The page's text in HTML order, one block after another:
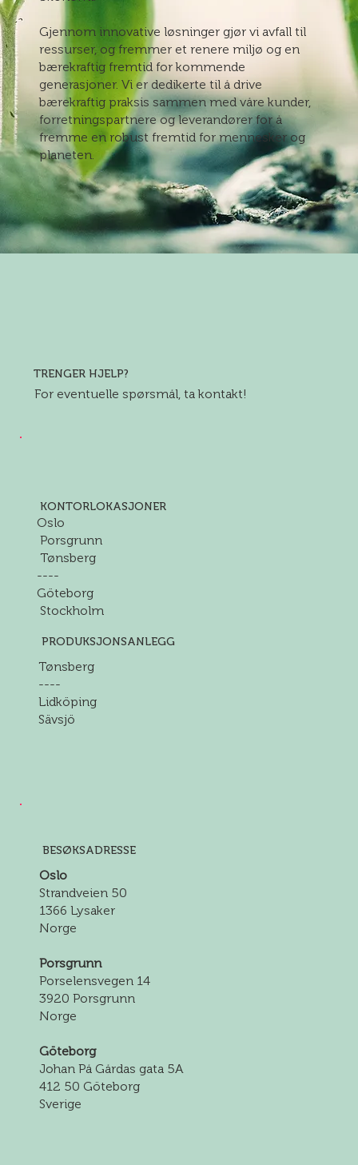
Gjennom innovative løsninger gjør vi avfall til
ressurser, og fremmer et renere miljø og en
bærekraftig fremtid for kommende
generasjoner. Vi er dedikerte til å drive
bærekraftig praksis sammen med våre kunder,
forretningspartnere og leverandører for å
fremme en robust fremtid for mennesker og
planeten.
TRENGER HJELP?
For eventuelle spørsmål, ta kontakt!
KONTORLOKASJONER
Oslo
Porsgrunn
Tønsberg
----
Göteborg
Stockholm
PRODUKSJONSANLEGG
Tønsberg
----
Lidköping
Sävsjö
BESØKSADRESSE
Oslo
Strandveien 50
1366 Lysaker
Norge
Porsgrunn
Porselensvegen 14
3920 Porsgrunn
Norge
Göteborg
Johan På Gårdas gata 5A
412 50 Göteborg
Sverige